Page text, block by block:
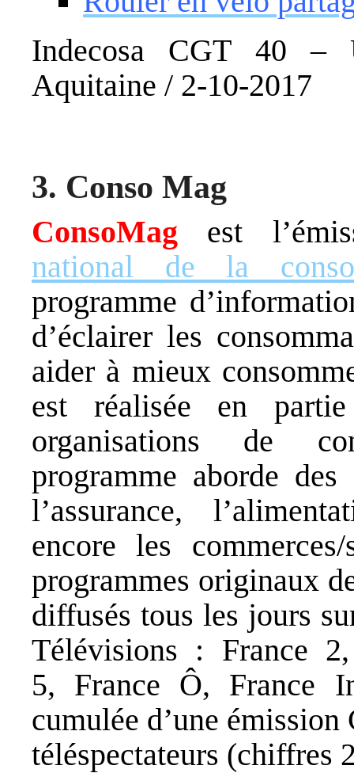
Indecosa CGT 40 –
Aquitaine / 2-10-2017
3. Conso Mag
ConsoMag est
national de la
programme
d’éclairer les
aider à mieux
est réalisée en
organisations de
programme aborde
l’assurance,
encore les
programmes originaux
diffusés tous les jours
Télévisions : France
5, France Ô, France
cumulée d’une
téléspectateurs (chiffres